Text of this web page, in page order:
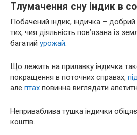
Тлумачення сну індик в
Побачений індик, індичка –
тих, чия діяльність пов’язана із
багатий урожай.
Що лежить на прилавку індичка
покращення в поточних справах,
але птах повинна виглядати
Неприваблива тушка індички
коштів.